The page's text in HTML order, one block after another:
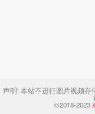
声明:本站不进行图片视频存
©2018-2023